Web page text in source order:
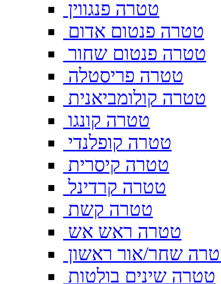
טטרה פנגווין
טטרה פנטום אדום
טטרה פנטום שחור
טטרה פריסטלה
טטרה קולומביאנית
טטרה קונגו
טטרה קופלנדי
טטרה קיסרית
טטרה קרדינל
טטרה קשת
טטרה ראש אש
שחר/אור ראשון
טטרה שינים בולטות